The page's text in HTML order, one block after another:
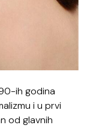
ih godina
i u prvi
od glavnih